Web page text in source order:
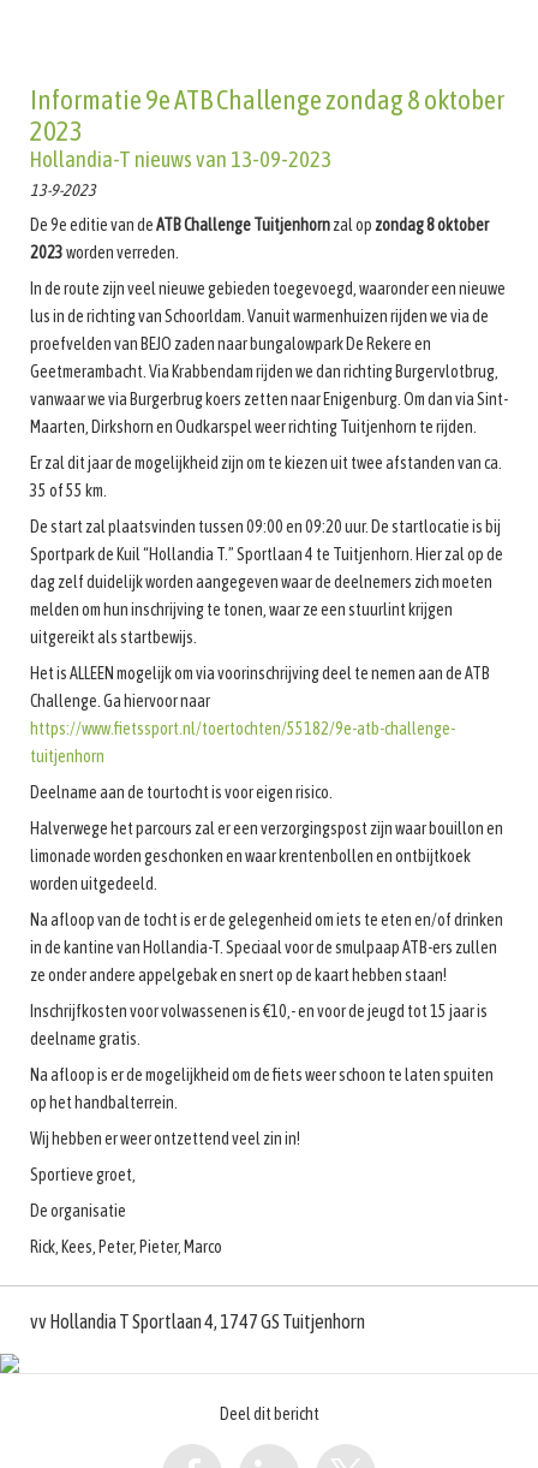
Informatie 9e ATB Challenge zondag 8 oktober
2023
Hollandia-T nieuws van 13-09-2023
13-9-2023
De 9e editie van deATB Challenge Tuitjenhornzal op zondag 8 oktober
2023worden verreden.
In de route zijn veel nieuwe gebieden toegevoegd, waaronder een nieuwe
lus in de richting van Schoorldam. Vanuit warmenhuizen rijden we via de
proefvelden van BEJO zaden naar bungalowpark De Rekere en
Geetmerambacht. Via Krabbendam rijden we dan richting Burgervlotbrug,
vanwaar we via Burgerbrug koers zetten naar Enigenburg. Om dan via Sint-
Maarten, Dirkshorn en Oudkarspel weer richting Tuitjenhorn te rijden.
Er zal dit jaar de mogelijkheid zijn om te kiezen uit twee afstanden van ca.
35 of 55 km.
De start zal plaatsvinden tussen 09:00 en 09:20 uur. De startlocatie is bij
Sportpark de Kuil “Hollandia T.” Sportlaan 4 te Tuitjenhorn. Hier zal op de
dag zelf duidelijk worden aangegeven waar de deelnemers zich moeten
melden om hun inschrijving te tonen, waar ze een stuurlint krijgen
uitgereikt als startbewijs.
Het is ALLEEN mogelijk om via voorinschrijving deel te nemen aan de ATB
Challenge. Ga hiervoor naar
https://www.fietssport.nl/toertochten/55182/9e-atb-challenge-
tuitjenhorn
Deelname aan de tourtocht is voor eigen risico.
Halverwege het parcours zal er een verzorgingspost zijn waar bouillon en
limonade worden geschonken en waar krentenbollen en ontbijtkoek
worden uitgedeeld.
Na afloop van de tocht is er de gelegenheid om iets te eten en/of drinken
in de kantine van Hollandia-T. Speciaal voor de smulpaap ATB-ers zullen
ze onder andere appelgebak en snert op de kaart hebben staan!
Inschrijfkosten voor volwassenen is €10,- en voor de jeugd tot 15 jaar is
deelname gratis.
Na afloop is er de mogelijkheid om de fiets weer schoon te laten spuiten
op het handbalterrein.
Wij hebben er weer ontzettend veel zin in!
Sportieve groet,
De organisatie
Rick, Kees, Peter, Pieter, Marco
vv Hollandia T Sportlaan 4, 1747 GS Tuitjenhorn
Deel dit bericht